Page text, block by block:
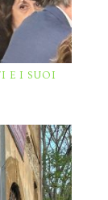
E I SUOI